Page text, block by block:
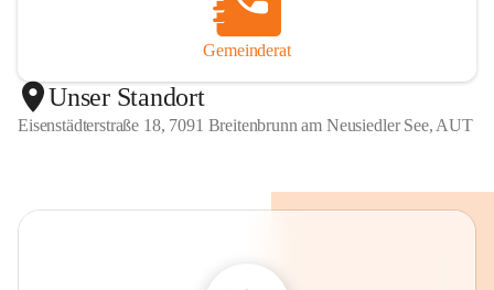
Gemeinderat
Unser Standort
Eisenstädterstraße 18, 7091 Breitenbrunn am Neusiedler See, AUT